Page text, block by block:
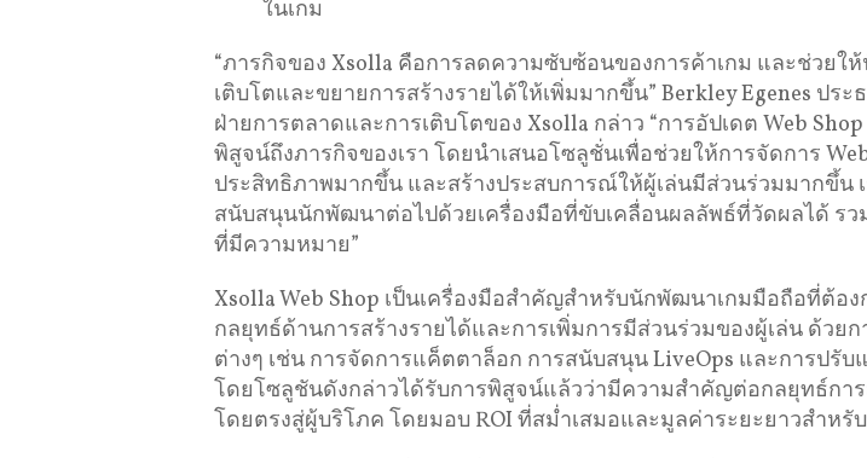
ในเกม
“ภารกิจของ Xsolla คือการลดความซับซ้อนของการค้าเกม และช่วยใ
เติบโตและขยายการสร้างรายได้ให้เพิ่มมากขึ้น” Berkley Egenes ประ
ฝ่ายการตลาดและการเติบโตของ Xsolla กล่าว “การอัปเดต Web
พิสูจน์ถึงภารกิจของเรา โดยนำเสนอโซลูชั่นเพื่อช่วยให้การจัดการ
ประสิทธิภาพมากขึ้น และสร้างประสบการณ์ให้ผู้เล่นมีส่วนร่วมมากขึ้น
สนับสนุนนักพัฒนาต่อไปด้วยเครื่องมือที่ขับเคลื่อนผลลัพธ์ที่วัดผลได้ รว
ที่มีความหมาย”
Xsolla Web Shop เป็นเครื่องมือสำคัญสำหรับนักพัฒนาเกมมือถือที่ต้อง
กลยุทธ์ด้านการสร้างรายได้และการเพิ่มการมีส่วนร่วมของผู้เล่น ด้วยก
ต่างๆ เช่น การจัดการแค็ตตาล็อก การสนับสนุน LiveOps และการปรับ
โดยโซลูชันดังกล่าวได้รับการพิสูจน์แล้วว่ามีความสำคัญต่อกลยุทธ์การ
โดยตรงสู่ผู้บริโภค โดยมอบ ROI ที่สม่ำเสมอและมูลค่าระยะยาวสำหรั